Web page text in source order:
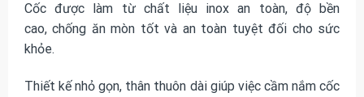
Cốc được làm từ chất liệu inox an toàn, độ bền
cao, chống ăn mòn tốt và an toàn tuyệt đối cho sức
khỏe.
Thiết kế nhỏ gọn, thân thuôn dài giúp việc cầm nắm cốc